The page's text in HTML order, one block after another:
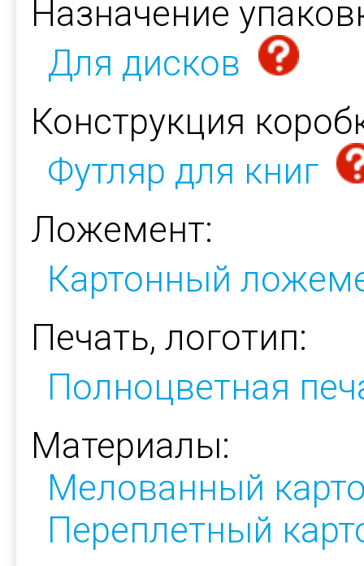
Назначение
Для дисков
Конструкция
Футляр для книг
Ложемент:
Картонный
Печать, логотип:
Полноцветная
Материалы:
Мелованный
Переплетный